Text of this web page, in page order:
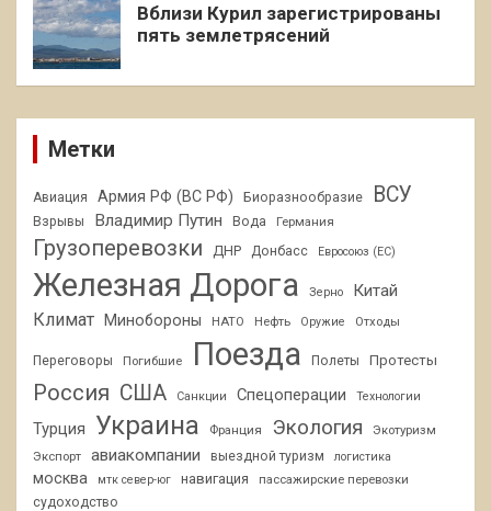
Вблизи Курил зарегистрированы
пять землетрясений
Метки
Авиация Армия РФ (ВС РФ) Биоразнообразие ВСУ
Взрывы Владимир Путин Вода Германия
Грузоперевозки ДНР Донбасс Евросоюз (ЕС)
Железная Дорога Зерно Китай
Климат Минобороны НАТО Нефть Оружие Отходы
Переговоры Погибшие Поезда Полеты Протесты
Россия США Санкции Спецоперации Технологии
Турция Украина Франция Экология
Экотуризм
Экспорт
авиакомпании выездной туризм логистика
москва мтк север-юг навигация
пассажирские перевозки
судоходство